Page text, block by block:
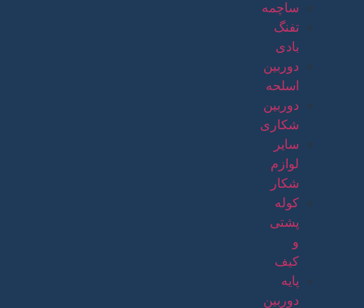
ساچمه
تفنگ
بادی
دوربین
اسلحه
دوربین
شکاری
سایر
لوازم
شکار
کوله
پشتی
و
کیف
پایه
دوربین